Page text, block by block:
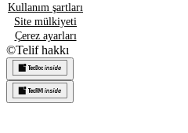
Kullanım şartları
Site mülkiyeti
Çerez ayarları
©Telif hakkı